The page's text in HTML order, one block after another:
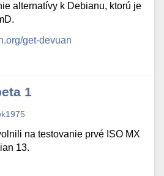
alternatívy k Debianu, ktorú je
get-devuan
1
na testovanie prvé ISO MX
13.